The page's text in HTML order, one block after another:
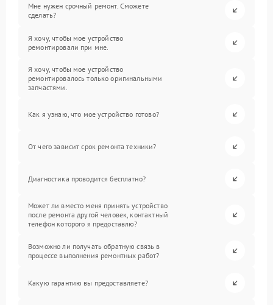
Мне нужен срочный ремонт. Сможете
сделать?
Я хочу, чтобы мое устройство
ремонтировали при мне.
Я хочу, чтобы мое устройство
ремонтировалось только оригинальными
запчастями.
Как я узнаю, что мое устройство готово?
От чего зависит срок ремонта техники?
Диагностика проводится бесплатно?
Может ли вместо меня принять устройство
после ремонта другой человек, контактный
телефон которого я предоставлю?
Возможно ли получать обратную связь в
процессе выполнения ремонтных работ?
Какую гарантию вы предоставляете?